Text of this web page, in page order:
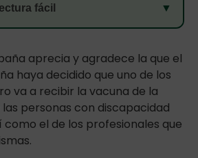
fácil ▼
aprecia y agradece la que el
haya decidido que uno de los
va a recibir la vacuna de la
las personas con discapacidad
como el de los profesionales que